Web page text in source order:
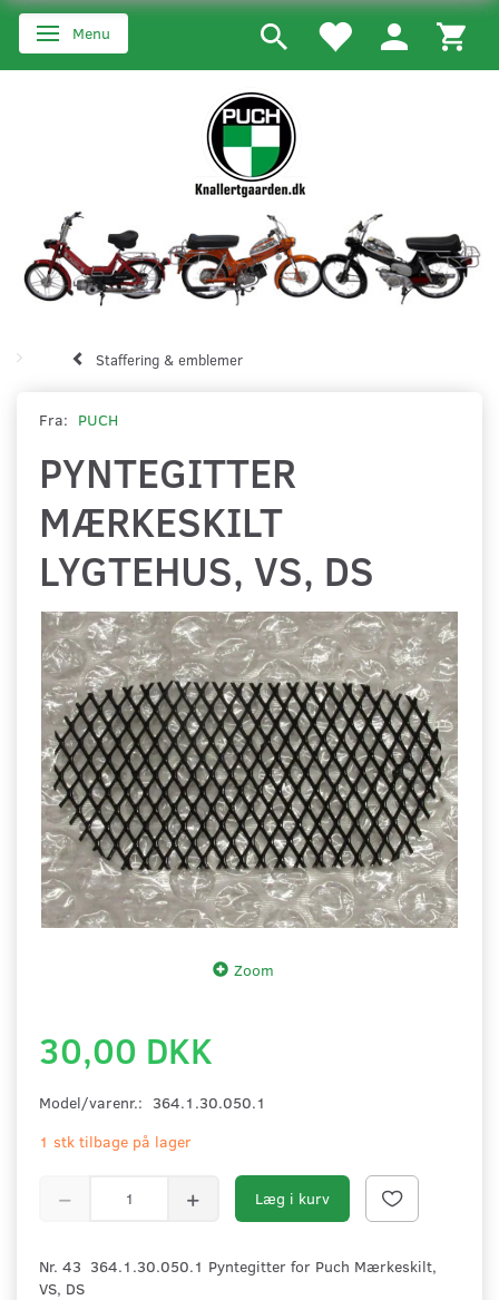
Skifte navigation
Menu
Staffering & emblemer
Fra: PUCH
PYNTEGITTER
MÆRKESKILT
LYGTEHUS, VS, DS
Zoom
30,00 DKK
Model/varenr.: 364.1.30.050.1
1 stk tilbage på lager
Læg i kurv
Nr. 43 364.1.30.050.1 Pyntegitter for Puch Mærkeskilt,
VS, DS